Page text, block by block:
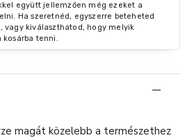
együtt jellemzően még ezeket a
Ha szeretnéd, egyszerre beteheted
vagy kiválaszthatod, hogy melyik
tenni.
magát közelebb a természethez